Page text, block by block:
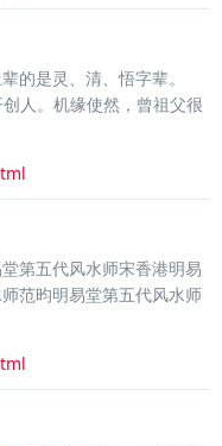
的是灵、清、悟字辈。
人。机缘使然，曾祖父很
第五代风水师宋香港明易
范昀明易堂第五代风水师